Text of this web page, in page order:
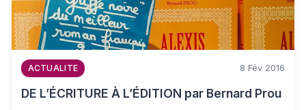
ACTUALITE 8 Fév 2016
DE L’ÉCRITURE À L’ÉDITION par Bernard Prou